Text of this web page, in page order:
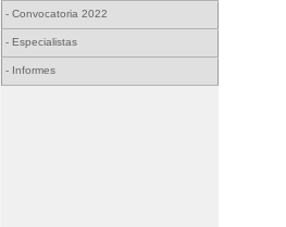
- Convocatoria 2022
- Especialistas
- Informes